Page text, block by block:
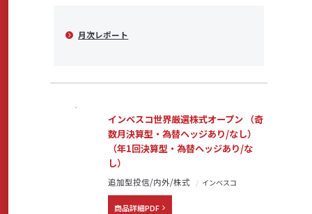
月次レポート
インベスコ世界厳選株式オープン （奇
数月決算型・為替ヘッジあり/なし）
（年1回決算型・為替ヘッジあり/な
し）
追加型投信/内外/株式 インベスコ
商品詳細PDF